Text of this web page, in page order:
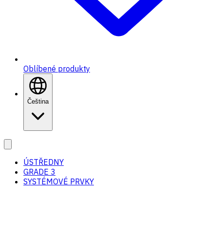
Oblíbené produkty
Čeština
ÚSTŘEDNY
GRADE 3
SYSTÉMOVÉ PRVKY